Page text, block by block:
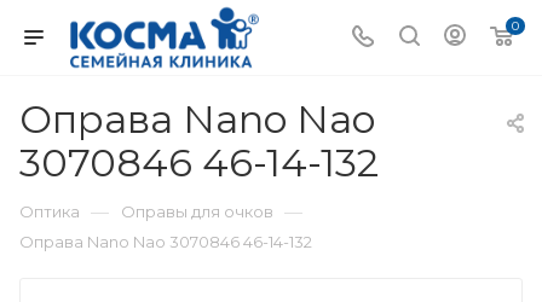
0
Оправа Nano Nao
3070846 46-14-132
Оптика — Оправы для очков —
Оправа Nano Nao 3070846 46-14-132